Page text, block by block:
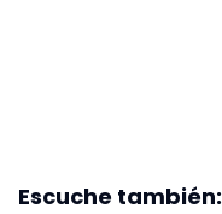
Escuche también: